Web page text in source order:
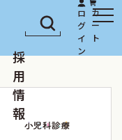
採
用
情
報